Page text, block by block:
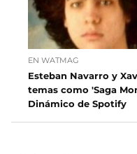
EN WATMAG
Esteban Navarro y
temas como 'Saga
Dinámico de Spotify